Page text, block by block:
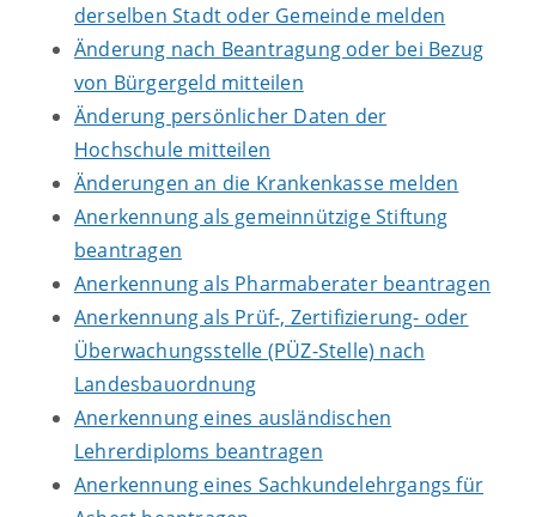
derselben Stadt oder Gemeinde melden
Änderung nach Beantragung oder bei Bezug
von Bürgergeld mitteilen
Änderung persönlicher Daten der
Hochschule mitteilen
Änderungen an die Krankenkasse melden
Anerkennung als gemeinnützige Stiftung
beantragen
Anerkennung als Pharmaberater beantragen
Anerkennung als Prüf-, Zertifizierung- oder
Überwachungsstelle (PÜZ-Stelle) nach
Landesbauordnung
Anerkennung eines ausländischen
Lehrerdiploms beantragen
Anerkennung eines Sachkundelehrgangs für